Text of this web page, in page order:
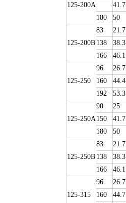
125-200A
41.7
180
50
125-200B
83
21.7
138
38.3
166
46.1
125-250
96
26.7
160
44.4
192
53.3
125-250A
90
25
150
41.7
180
50
125-250B
83
21.7
138
38.3
166
46.1
125-315
96
26.7
160
44.7